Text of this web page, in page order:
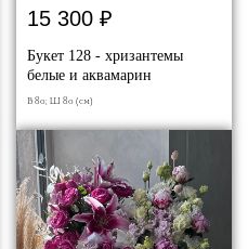
15 300 ₽
Букет 128 - хризантемы
белые и аквамарин
В 80; Ш 80 (см)